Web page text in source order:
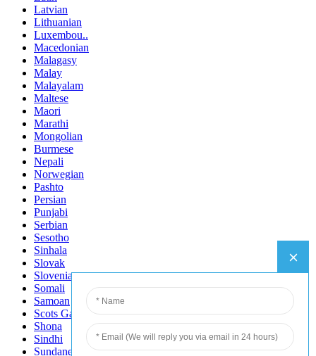
Latvian
Lithuanian
Luxembou..
Macedonian
Malagasy
Malay
Malayalam
Maltese
Maori
Marathi
Mongolian
Burmese
Nepali
Norwegian
Pashto
Persian
Punjabi
Serbian
Sesotho
Sinhala
Slovak
Slovenian
Somali
Samoan
Scots Gaelic
Shona
Sindhi
Sundanese